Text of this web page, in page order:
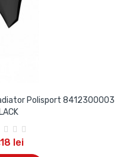
Polisport 8412300003
lei